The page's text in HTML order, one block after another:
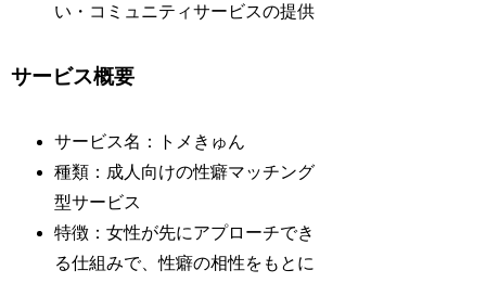
い・コミュニティサービスの提供
サービス概要
サービス名：トメきゅん
種類：成人向けの性癖マッチング
型サービス
特徴：女性が先にアプローチでき
る仕組みで、性癖の相性をもとに